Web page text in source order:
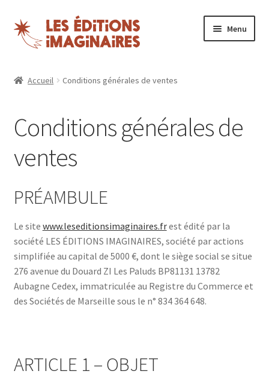
Aller
à
Aller
au
contenu
Menu
Blog
Nos magazines
Espace revendeurs
Mon compte
Accueil Conditions générales de ventes
Conditions générales de
ventes
PRÉAMBULE
Le site www.leseditionsimaginaires.frest édité par la
société LES ÉDITIONS IMAGINAIRES, société par actions
simplifiée au capital de 5000 €, dont le siège social se situe
276 avenue du Douard ZI Les Paluds BP81131 13782
Aubagne Cedex, immatriculée au Registre du Commerce et
des Sociétés de Marseille sous le n° 834 364 648.
ARTICLE 1 – OBJET